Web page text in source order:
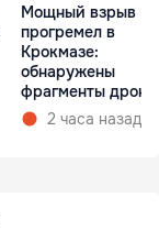
Мощный взрыв
прогремел в
Крокмазе:
обнаружены
фрагменты дрона
2 часа назад